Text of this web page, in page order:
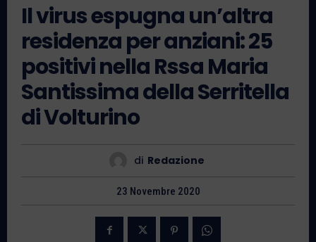
Il virus espugna un’altra
residenza per anziani: 25
positivi nella Rssa Maria
Santissima della Serritella
di Volturino
di Redazione
23 Novembre 2020